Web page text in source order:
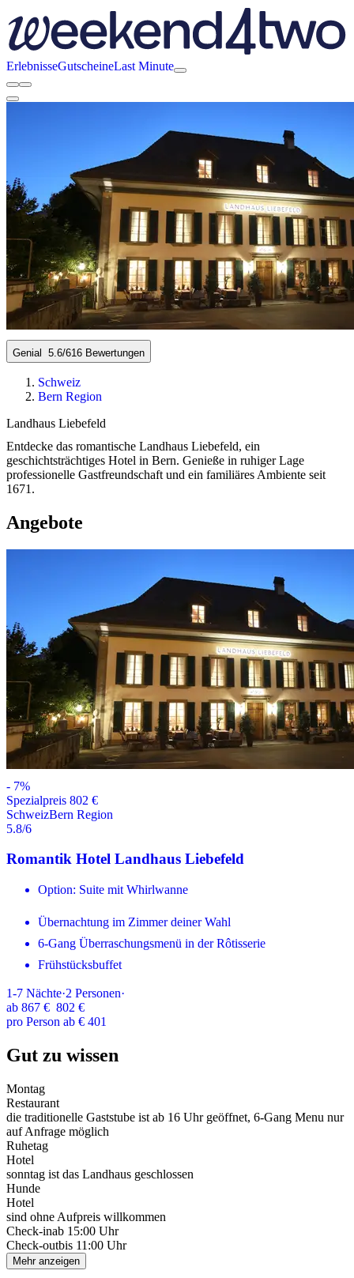
ErlebnisseGutscheineLast Minute
Genial 5.6/616 Bewertungen
Schweiz
Bern Region
Landhaus Liebefeld
Entdecke das romantische Landhaus Liebefeld, ein
geschichtsträchtiges Hotel in Bern. Genieße in ruhiger Lage
professionelle Gastfreundschaft und ein familiäres Ambiente seit
1671.
Angebote
- 7%
Spezialpreis 802 €
SchweizBern Region
5.8/6
Romantik Hotel Landhaus Liebefeld
Option: Suite mit Whirlwanne
Übernachtung im Zimmer deiner Wahl
6-Gang Überraschungsmenü in der Rôtisserie
Frühstücksbuffet
1-7 Nächte·2 Personen·
ab 867 € 802 €
pro Person ab € 401
Gut zu wissen
Montag
Restaurant
die traditionelle Gaststube ist ab 16 Uhr geöffnet, 6-Gang Menu nur
auf Anfrage möglich
Ruhetag
Hotel
sonntag ist das Landhaus geschlossen
Hunde
Hotel
sind ohne Aufpreis willkommen
Check-inab 15:00 Uhr
Check-outbis 11:00 Uhr
Mehr anzeigen